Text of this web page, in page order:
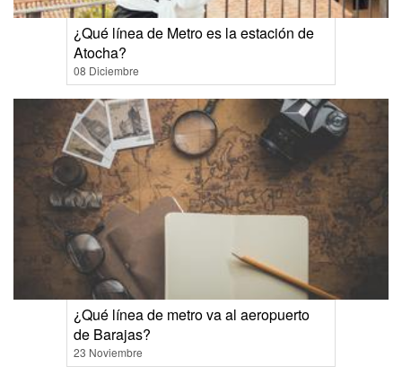
¿Qué línea de Metro es la estación de
Atocha?
08 Diciembre
¿Qué línea de metro va al aeropuerto
de Barajas?
23 Noviembre